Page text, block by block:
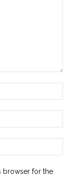
browser for the